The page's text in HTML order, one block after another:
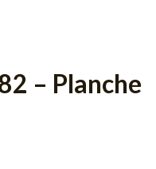
– Planche